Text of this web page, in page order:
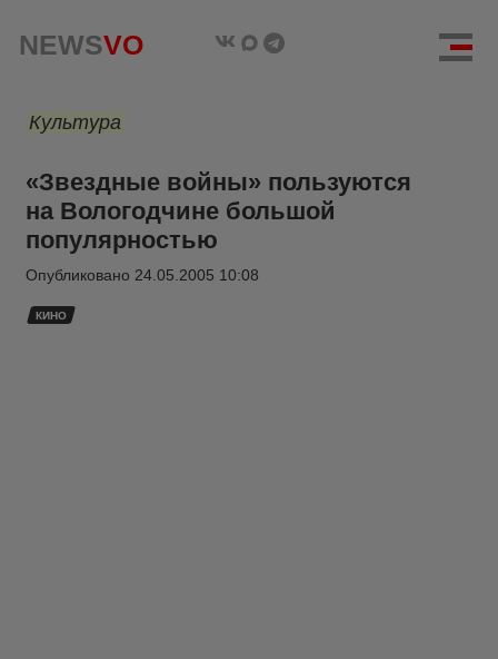
NEWSVO
Культура
«Звездные войны» пользуются
на Вологодчине большой
популярностью
Опубликовано 24.05.2005 10:08
КИНО